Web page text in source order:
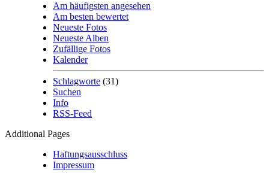
Am häufigsten angesehen
Am besten bewertet
Neueste Fotos
Neueste Alben
Zufällige Fotos
Kalender
Schlagworte (31)
Suchen
Info
RSS-Feed
Additional Pages
Haftungsausschluss
Impressum